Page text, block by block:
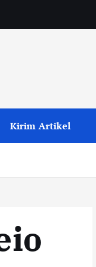
Kirim Artikel